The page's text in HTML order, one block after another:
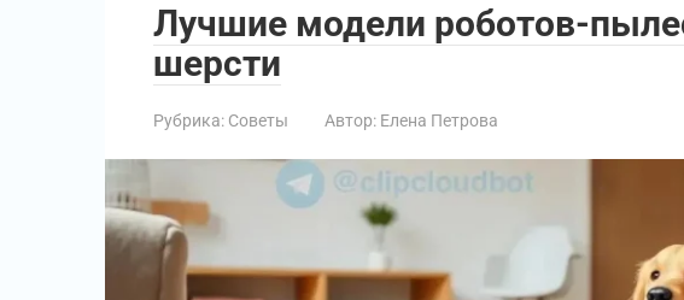
Лучшие модели роботов-
шерсти
Рубрика: Советы Автор: Елена Петрова